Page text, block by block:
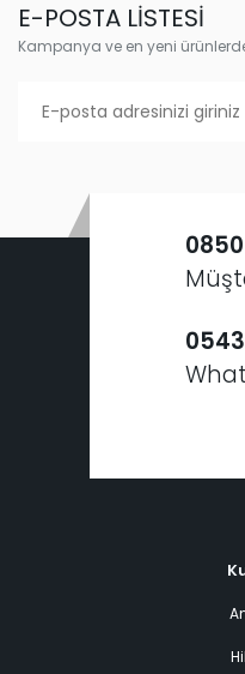
E-POSTA LİSTESİ
Kampanya ve en yeni
0850